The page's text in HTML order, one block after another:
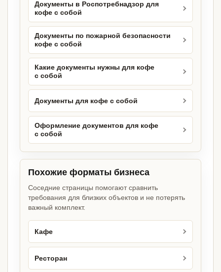
Документы в Роспотребнадзор для
кофе с собой
Документы по пожарной безопасности
кофе с собой
Какие документы нужны для кофе
с собой
Документы для кофе с собой
Оформление документов для кофе
с собой
Похожие форматы бизнеса
Соседние страницы помогают сравнить
требования для близких объектов и не потерять
важный комплект.
Кафе
Ресторан